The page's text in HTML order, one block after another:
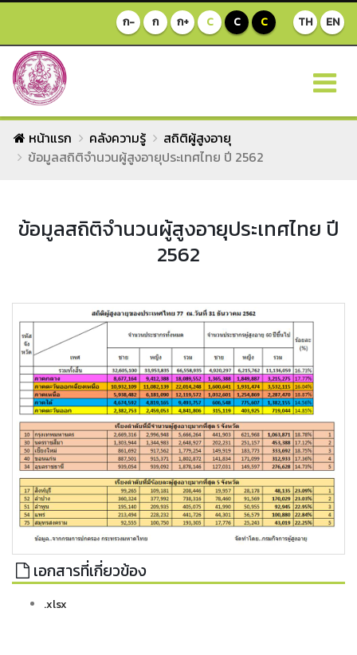
TH EN
ก- ก ก+ C C C
หน้าแรก คลังความรู้
สถิติผู้สูงอายุ
ข้อมูลสถิติจำนวนผู้สูงอายุประเทศไทย ปี 2562
ข้อมูลสถิติจำนวนผู้สูงอายุประเทศไทย ปี
2562
เอกสารที่เกี่ยวข้อง
.xlsx